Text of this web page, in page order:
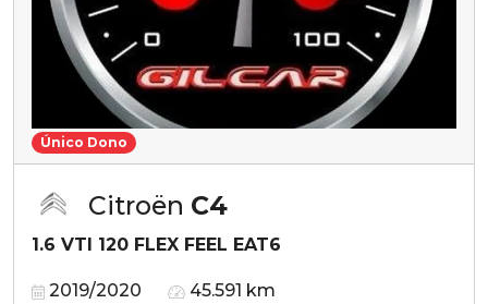
Único Dono
Citroën C4
1.6 VTI 120 FLEX FEEL EAT6
2019/2020 45.591 km